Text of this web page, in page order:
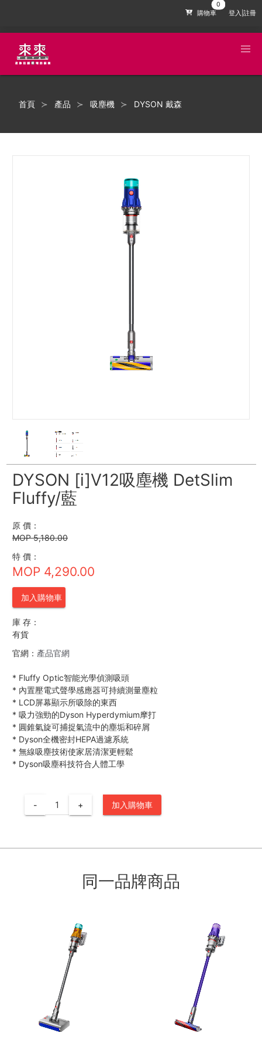
購物車 登入|註冊
首頁 產品 吸塵機 DYSON 戴森
DYSON [i]V12吸塵機 DetSlim
Fluffy/藍
原 價：
MOP 5,180.00
特 價：
MOP 4,290.00
加入購物車
庫 存：
有貨
官網： 產品官網
* Fluffy Optic智能光學偵測吸頭
* 內置壓電式聲學感應器可持續測量塵粒
* LCD屏幕顯示所吸除的東西
* 吸力強勁的Dyson Hyperdymium摩打
* 圓錐氣旋可捕捉氣流中的塵垢和碎屑
* Dyson全機密封HEPA過濾系統
* 無線吸塵技術使家居清潔更輕鬆
* Dyson吸塵科技符合人體工學
- + 加入購物車
同一品牌商品